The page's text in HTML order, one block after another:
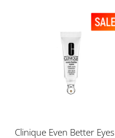
verlanglijst
Clinique Even Better Eyes